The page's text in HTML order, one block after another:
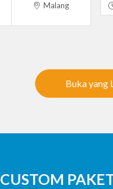
Malang
Buka yang
CUSTOM